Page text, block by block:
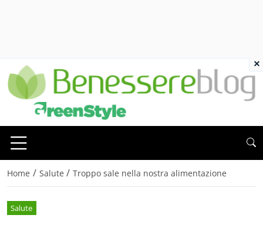
Home / Salute / Troppo sale nella nostra alimentazione
Salute
×